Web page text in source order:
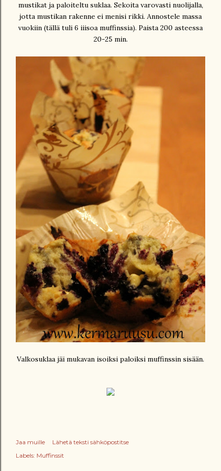
mustikat ja paloiteltu suklaa. Sekoita varovasti nuolijalla,
jotta mustikan rakenne ei menisi rikki. Annostele massa
vuokiin (tällä tuli 6 iiisoa muffinssia). Paista 200 asteessa
20-25 min.
Valkosuklaa jäi mukavan isoiksi paloiksi muffinssin sisään.
Jaa muille
Lähetä teksti sähköpostitse
Labels: Muffinssit